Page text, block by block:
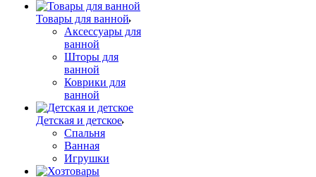
Товары для ванной
Аксессуары для
ванной
Шторы для
ванной
Коврики для
ванной
Детская и детское
Спальня
Ванная
Игрушки